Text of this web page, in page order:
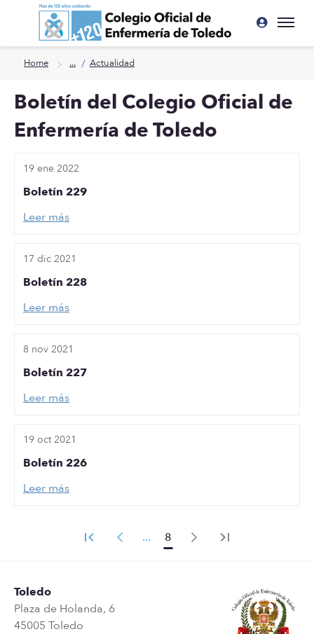
Ir a contenido principal
Home ... / Actualidad
Boletín del Colegio Oficial de
Enfermería de Toledo
19 ene 2022
Boletín 229
Leer más
17 dic 2021
Boletín 228
Leer más
8 nov 2021
Boletín 227
Leer más
19 oct 2021
Boletín 226
Leer más
... 8
Toledo
Plaza de Holanda, 6
45005 Toledo